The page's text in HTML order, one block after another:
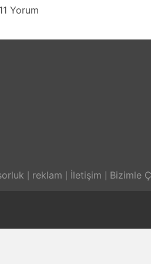
11 Yorum
reklam İletişim Bizimle